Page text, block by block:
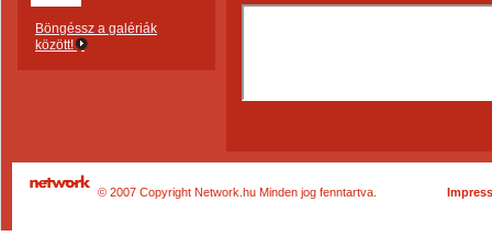
Böngéssz a galériák
között!
© 2007 Copyright Network.hu Minden jog fenntartva.